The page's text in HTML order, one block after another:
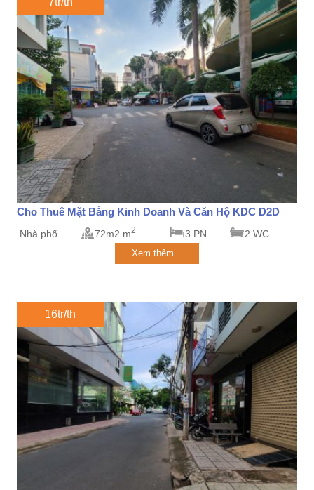
Cho Thuê Mặt Bằng Kinh Doanh Và Căn Hộ KDC D2D
Nhà phố 72m2 m2 3 PN 2 WC
Xem thêm...
16tr/th